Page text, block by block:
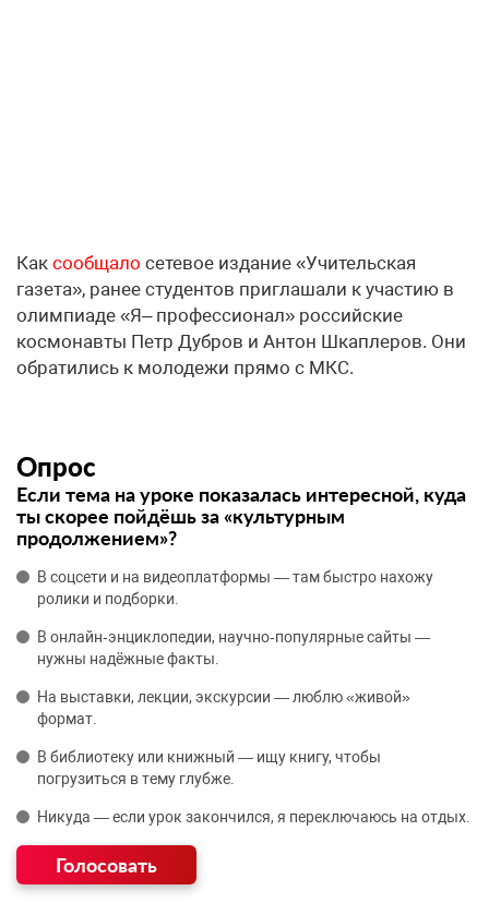
Как сообщало сетевое издание «Учительская
газета», ранее студентов приглашали к участию в
олимпиаде «Я– профессионал» российские
космонавты Петр Дубров и Антон Шкаплеров. Они
обратились к молодежи прямо с МКС.
Опрос
Если тема на уроке показалась интересной, куда
ты скорее пойдёшь за «культурным
продолжением»?
В соцсети и на видеоплатформы — там быстро нахожу
ролики и подборки.
В онлайн‑энциклопедии, научно‑популярные сайты —
нужны надёжные факты.
На выставки, лекции, экскурсии — люблю «живой»
формат.
В библиотеку или книжный — ищу книгу, чтобы
погрузиться в тему глубже.
Никуда — если урок закончился, я переключаюсь на отдых.